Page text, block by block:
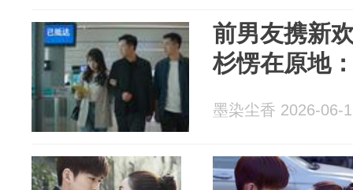
前男友携新
杉愣在原地
墨染尘香 2026-06-